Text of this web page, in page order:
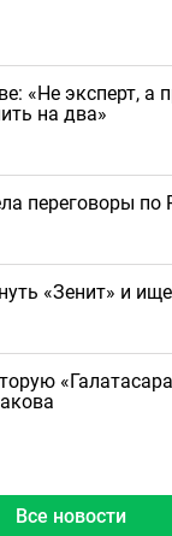
«Не эксперт, а
на два»
переговоры по
«Зенит» и
Все новости